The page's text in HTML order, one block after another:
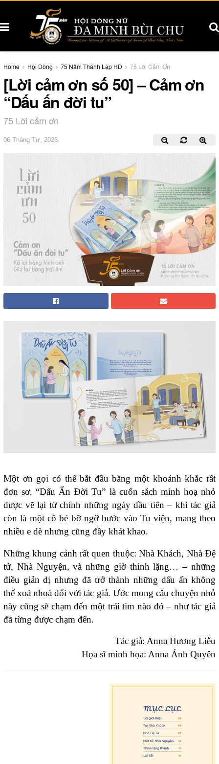
Home Hội Dòng 75 Năm Thành Lập HD 75 Lời Cảm Ơn
[Lời cảm ơn số 50] – Cảm ơn
“Dấu ấn đời tu”
75 Lời cảm ơn
06 Tháng Tư, 2026
Một ơn gọi có thể bắt đầu bằng một khoảnh khắc rất
đơn sơ. “Dấu Ấn Đời Tu” là cuốn sách minh hoạ nhỏ
được vẽ lại từ chính những ngày đầu tiên – khi tác giả
còn là một cô bé bỡ ngỡ bước vào Tu viện, mang theo
nhiều e dè nhưng cũng đầy khát khao.
Những khung cảnh rất quen thuộc: Nhà Khách, Nhà Đệ
tử, Nhà Nguyện, và những giờ thinh lặng… – những
điều giản dị nhưng đã trở thành những dấu ấn không
thể xoá nhoà đối với tác giả. Ước mong câu chuyện nhỏ
này cũng sẽ chạm đến một trái tim nào đó – như tác giả
đã từng được chạm đến.
Tác giả: Anna Hương Liễu
Họa sĩ minh họa: Anna Ánh Quyên